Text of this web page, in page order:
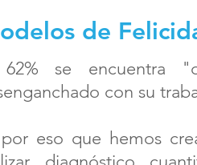
de
se encuentra
con su
por eso que hemos